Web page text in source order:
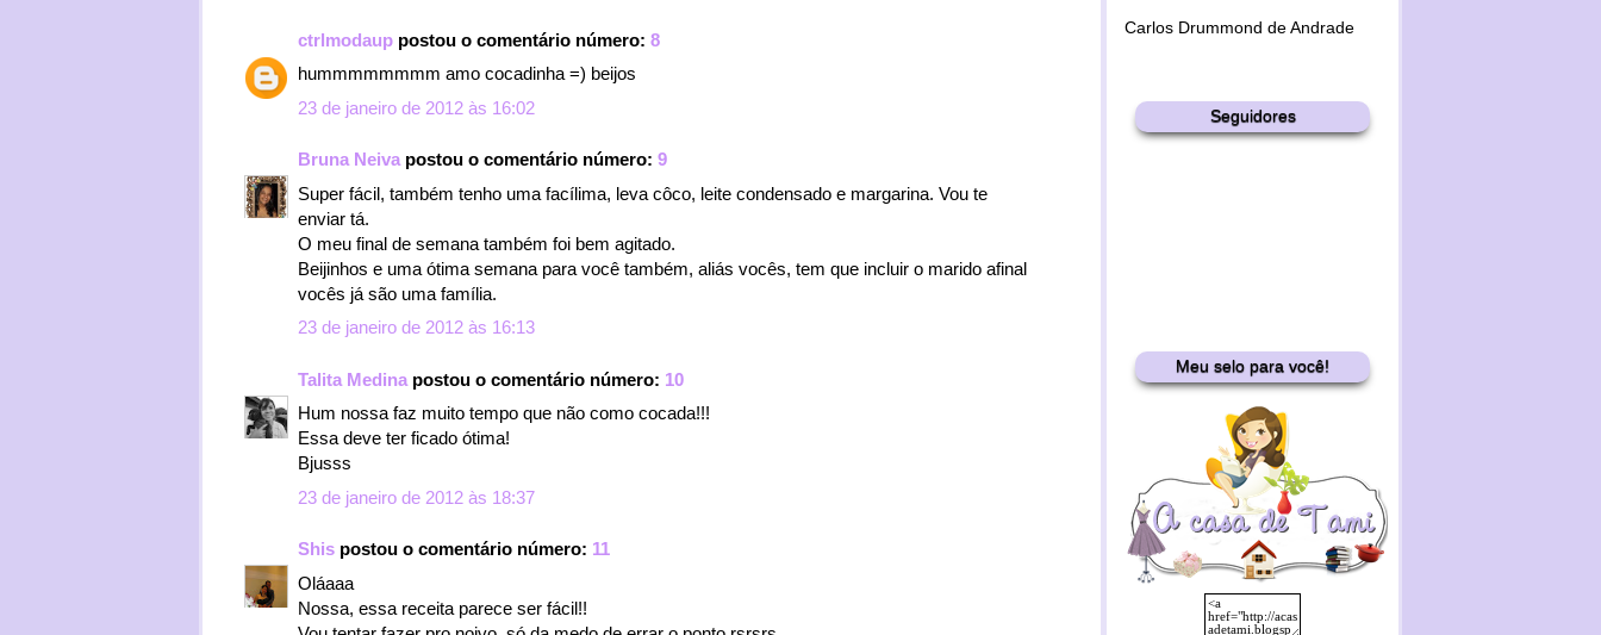
ctrlmodaup postou o comentário número: 8
hummmmmmmm amo cocadinha =) beijos
23 de janeiro de 2012 às 16:02
Bruna Neiva postou o comentário número: 9
Super fácil, também tenho uma facílima, leva côco, leite condensado e margarina. Vou te
enviar tá.
O meu final de semana também foi bem agitado.
Beijinhos e uma ótima semana para você também, aliás vocês, tem que incluir o marido afinal
vocês já são uma família.
23 de janeiro de 2012 às 16:13
Talita Medina postou o comentário número: 10
Hum nossa faz muito tempo que não como cocada!!!
Essa deve ter ficado ótima!
Bjusss
23 de janeiro de 2012 às 18:37
Shis postou o comentário número: 11
Oláaaa
Nossa, essa receita parece ser fácil!!
Carlos Drummond de Andrade
Seguidores
Meu selo para você!